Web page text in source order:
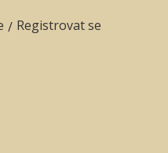
/ Registrovat se